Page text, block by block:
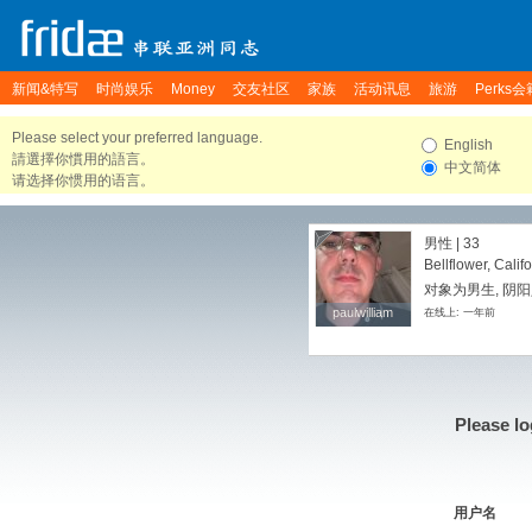
新闻&特写 时尚娱乐 Money 交友社区 家族 活动讯息 旅游 Perks会
Please select your preferred language.
請選擇你慣用的語言。
请选择你惯用的语言。
English
中文简体
paulwilliam
paulwilliam
男性 | 33
Bellflower,
对象为男生, 阴
在线上: 一年前
Please
用户名